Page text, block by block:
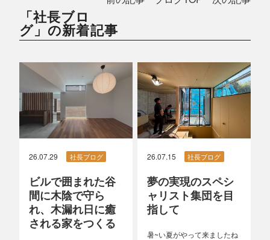
「社長ブロ
グ」の新着記事
26.07.29 社長ブログ
ビルで囲まれた谷
間に木陰で守ら
れ、木漏れ日に癒
される家をつくる
26.07.15 社長ブログ
夢の実現のスペシ
ャリスト集団を目
指して
暑~い夏がやって来ましたね